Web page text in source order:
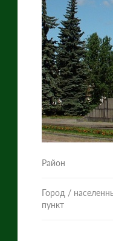
Район
Город /
пункт